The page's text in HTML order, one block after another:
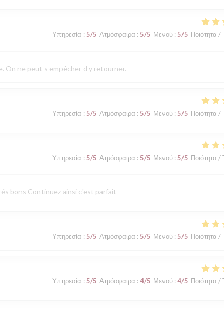
Υπηρεσία : 5/5 Ατμόσφαιρα : 5/5 Μενού: 5/5 Ποιότητα /
On ne peut s empêcher d y retourner.
Υπηρεσία : 5/5 Ατμόσφαιρα : 5/5 Μενού: 5/5 Ποιότητα /
Υπηρεσία : 5/5 Ατμόσφαιρα : 5/5 Μενού: 5/5 Ποιότητα /
bons Continuez ainsi c'est parfait
Υπηρεσία : 5/5 Ατμόσφαιρα : 5/5 Μενού: 5/5 Ποιότητα /
Υπηρεσία : 5/5 Ατμόσφαιρα : 4/5 Μενού: 4/5 Ποιότητα /